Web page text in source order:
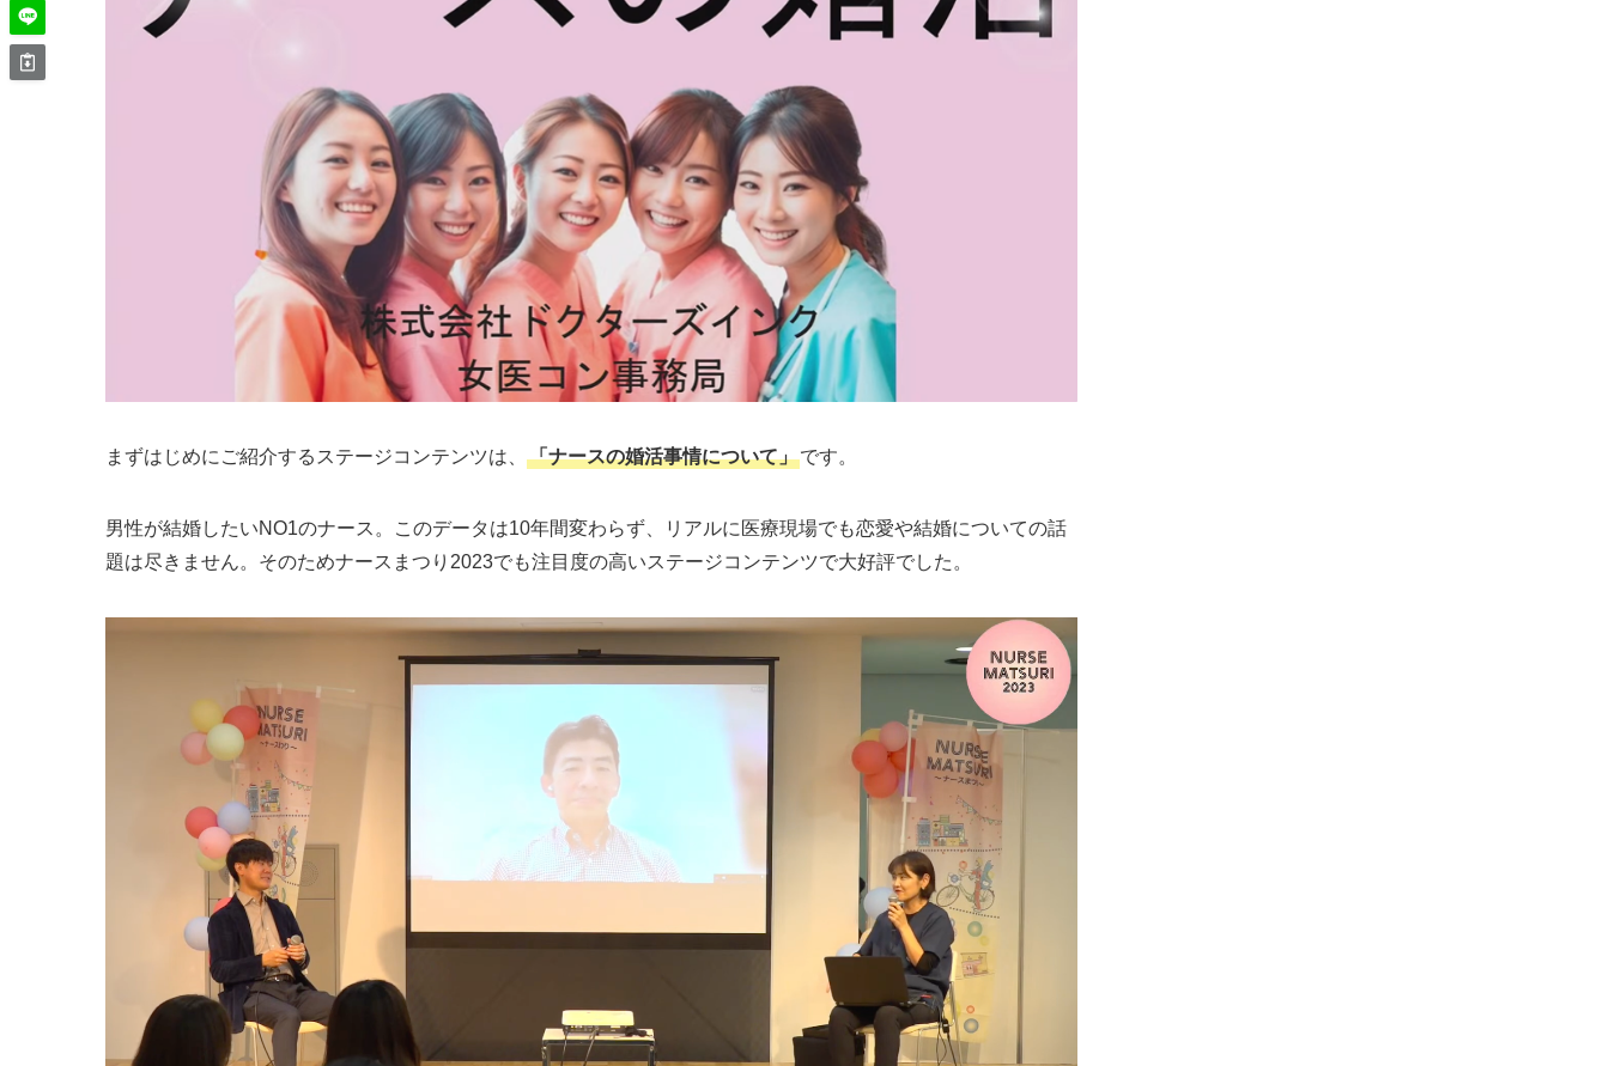
まずはじめにご紹介するステージコンテンツは、 「ナースの婚活事情について」です。
男性が結婚したいNO1のナース。このデータは10年間変わらず、リアルに医療現場でも恋愛や結婚についての話
題は尽きません。そのためナースまつり2023でも注目度の高いステージコンテンツで大好評でした。